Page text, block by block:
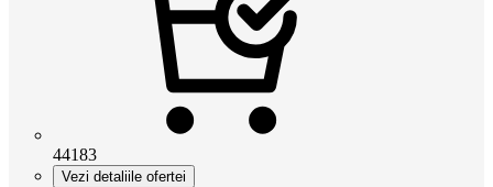
44183
Vezi detaliile ofertei